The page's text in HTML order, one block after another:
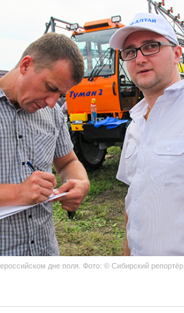
дне поля. Фото: © Сибирский репортёр